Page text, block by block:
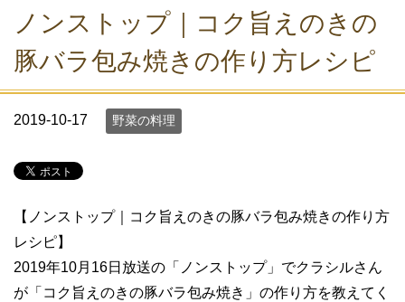
ノンストップ｜コク旨えのきの
豚バラ包み焼きの作り方レシピ
2019-10-17 野菜の料理
【ノンストップ｜コク旨えのきの豚バラ包み焼きの作り方
レシピ】
2019年10月16日放送の「ノンストップ」でクラシルさん
が「コク旨えのきの豚バラ包み焼き」の作り方を教えてく